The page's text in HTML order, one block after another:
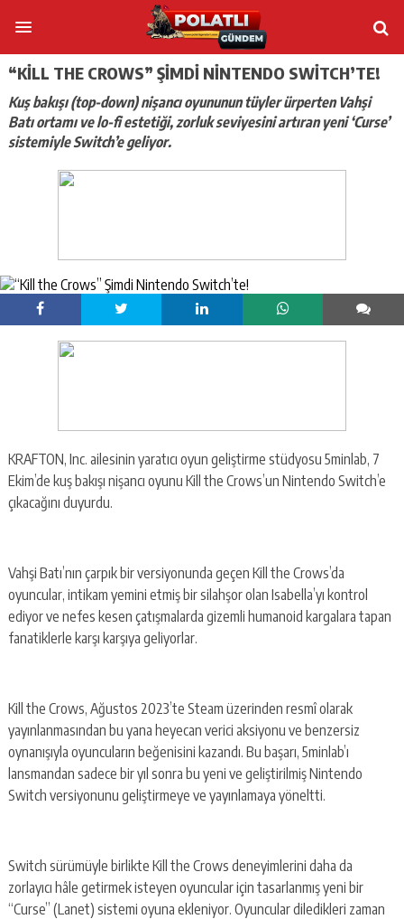
“KILL THE CROWS” ŞIMDI NINTENDO SWITCH’TE!
Kuş bakışı (top-down) nişancı oyununun tüyler ürperten Vahşi
Batı ortamı ve lo-fi estetiği, zorluk seviyesini artıran yeni ‘Curse’
sistemiyle Switch’e geliyor.
KRAFTON, Inc. ailesinin yaratıcı oyun geliştirme stüdyosu 5minlab, 7
Ekim’de kuş bakışı nişancı oyunu Kill the Crows’un Nintendo Switch’e
çıkacağını duyurdu.
Vahşi Batı’nın çarpık bir versiyonunda geçen Kill the Crows’da
oyuncular, intikam yemini etmiş bir silahşor olan Isabella’yı kontrol
ediyor ve nefes kesen çatışmalarda gizemli humanoid kargalara tapan
fanatiklerle karşı karşıya geliyorlar.
Kill the Crows, Ağustos 2023’te Steam üzerinden resmî olarak
yayınlanmasından bu yana heyecan verici aksiyonu ve benzersiz
oynanışıyla oyuncuların beğenisini kazandı. Bu başarı, 5minlab’ı
lansmandan sadece bir yıl sonra bu yeni ve geliştirilmiş Nintendo
Switch versiyonunu geliştirmeye ve yayınlamaya yöneltti.
Switch sürümüyle birlikte Kill the Crows deneyimlerini daha da
zorlayıcı hâle getirmek isteyen oyuncular için tasarlanmış yeni bir
“Curse” (Lanet) sistemi oyuna ekleniyor. Oyuncular diledikleri zaman